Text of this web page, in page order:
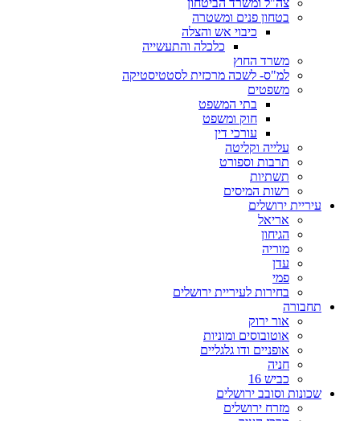
צה"ל ומשרד הביטחון
בטחון פנים ומשטרה
כיבוי אש והצלה
כלכלה והתעשייה
משרד החוץ
למ"ס- לשכה מרכזית לסטטיסטיקה
משפטים
בתי המשפט
חוק ומשפט
עורכי דין
עלייה וקליטה
תרבות וספורט
תשתיות
רשות המיסים
עיריית ירושלים
אריאל
הגיחון
מוריה
עדן
פמי
בחירות לעיריית ירושלים
תחבורה
אור ירוק
אוטובוסים ומוניות
אופניים ודו גלגליים
חניה
כביש 16
שכונות וסובב ירושלים
מזרח ירושלים